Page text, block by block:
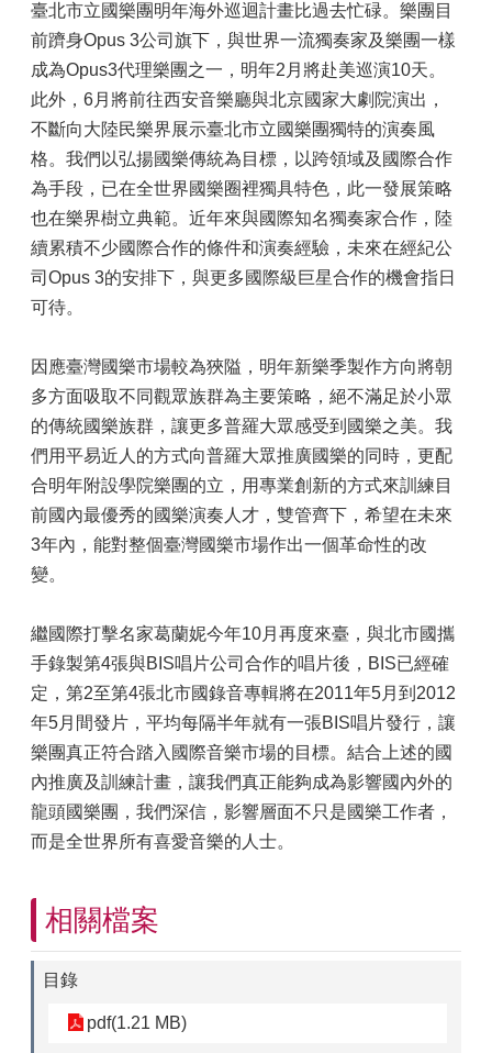
臺北市立國樂團明年海外巡迴計畫比過去忙碌。樂團目
前躋身Opus 3公司旗下，與世界一流獨奏家及樂團一樣
成為Opus3代理樂團之一，明年2月將赴美巡演10天。
此外，6月將前往西安音樂廳與北京國家大劇院演出，
不斷向大陸民樂界展示臺北市立國樂團獨特的演奏風
格。我們以弘揚國樂傳統為目標，以跨領域及國際合作
為手段，已在全世界國樂圈裡獨具特色，此一發展策略
也在樂界樹立典範。近年來與國際知名獨奏家合作，陸
續累積不少國際合作的條件和演奏經驗，未來在經紀公
司Opus 3的安排下，與更多國際級巨星合作的機會指日
可待。
因應臺灣國樂市場較為狹隘，明年新樂季製作方向將朝
多方面吸取不同觀眾族群為主要策略，絕不滿足於小眾
的傳統國樂族群，讓更多普羅大眾感受到國樂之美。我
們用平易近人的方式向普羅大眾推廣國樂的同時，更配
合明年附設學院樂團的立，用專業創新的方式來訓練目
前國內最優秀的國樂演奏人才，雙管齊下，希望在未來
3年內，能對整個臺灣國樂市場作出一個革命性的改
變。
繼國際打擊名家葛蘭妮今年10月再度來臺，與北市國攜
手錄製第4張與BIS唱片公司合作的唱片後，BIS已經確
定，第2至第4張北市國錄音專輯將在2011年5月到2012
年5月間發片，平均每隔半年就有一張BIS唱片發行，讓
樂團真正符合踏入國際音樂市場的目標。結合上述的國
內推廣及訓練計畫，讓我們真正能夠成為影響國內外的
龍頭國樂團，我們深信，影響層面不只是國樂工作者，
而是全世界所有喜愛音樂的人士。
相關檔案
目錄
pdf(1.21 MB)